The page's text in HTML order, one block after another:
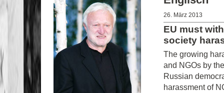
26. März 2013
EU must
society
The growing
and NGOs by
Russian
harassment of